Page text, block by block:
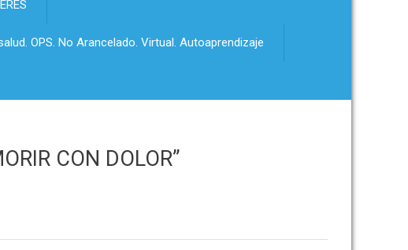
OPS. No Arancelado. Virtual. Autoaprendizaje
CON DOLOR”